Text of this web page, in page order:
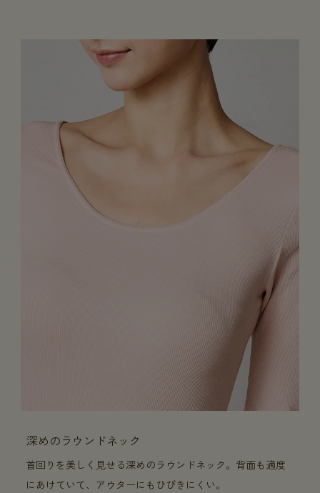
深めのラウンドネック
首回りを美しく見せる深めのラウンドネック。背面も適度
にあけていて、アウターにもひびきにくい。